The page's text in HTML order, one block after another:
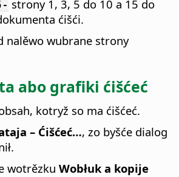
strony 1, 3, 5 do 10 a 15 do
ćišći.
nalěwo wubrane strony
abo grafiki ćišćeć
kotryž so ma ćišćeć.
– Ćišćeć…, zo byšće dialog
wotrězku Wobłuk a kopije